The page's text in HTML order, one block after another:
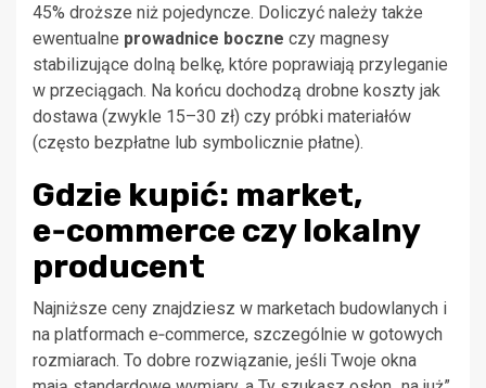
45% droższe niż pojedyncze. Doliczyć należy także
ewentualne prowadnice boczne czy magnesy
stabilizujące dolną belkę, które poprawiają przyleganie
w przeciągach. Na końcu dochodzą drobne koszty jak
dostawa (zwykle 15–30 zł) czy próbki materiałów
(często bezpłatne lub symbolicznie płatne).
Gdzie kupić: market,
e‑commerce czy lokalny
producent
Najniższe ceny znajdziesz w marketach budowlanych i
na platformach e‑commerce, szczególnie w gotowych
rozmiarach. To dobre rozwiązanie, jeśli Twoje okna